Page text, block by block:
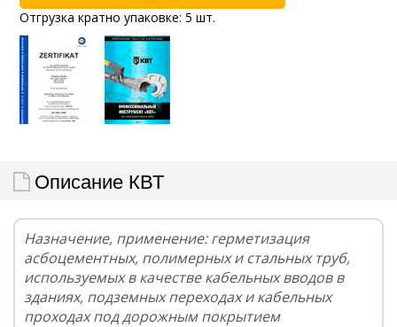
Отгрузка кратно упаковке: 5 шт.
Описание КВТ
Назначение, применение: герметизация
асбоцементных, полимерных и стальных труб,
используемых в качестве кабельных вводов в
зданиях, подземных переходах и кабельных
проходах под дорожным покрытием